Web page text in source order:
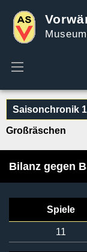
Saisonchronik
Großräschen
Bilanz gegen
Spiele
11